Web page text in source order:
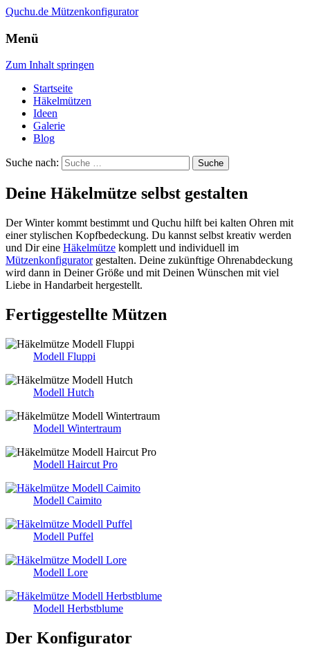
Quchu.de Mützenkonfigurator
Menü
Zum Inhalt springen
Startseite
Häkelmützen
Ideen
Galerie
Blog
Suche nach:
Deine Häkelmütze selbst gestalten
Der Winter kommt bestimmt und Quchu hilft bei kalten Ohren mit
einer stylischen Kopfbedeckung. Du kannst selbst kreativ werden
und Dir eine Häkelmütze komplett und individuell im
Mützenkonfiguratorgestalten. Deine zukünftige Ohrenabdeckung
wird dann in Deiner Größe und mit Deinen Wünschen mit viel
Liebe in Handarbeit hergestellt.
Fertiggestellte Mützen
Modell Fluppi
Modell Hutch
Modell Wintertraum
Modell Haircut Pro
Modell Caimito
Modell Puffel
Modell Lore
Modell Herbstblume
Der Konfigurator